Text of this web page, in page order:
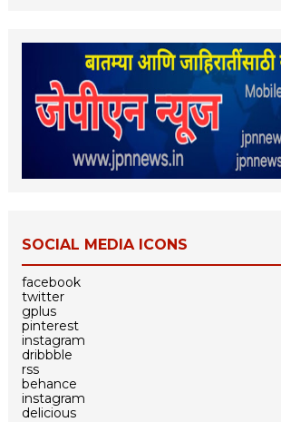
SOCIAL MEDIA ICONS
facebook
twitter
gplus
pinterest
instagram
dribbble
rss
behance
instagram
delicious